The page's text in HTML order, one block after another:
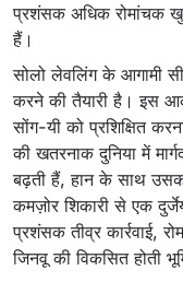
प्रशंसक अधिक रोमांचक
हैं।
सोलो लेवलिंग के आगामी
करने की तैयारी है। इस
सोंग-यी को प्रशिक्षित
की खतरनाक दुनिया में
बढ़ती हैं, हान के साथ
कमज़ोर शिकारी से एक
प्रशंसक तीव्र कार्रवाई,
जिनवू की विकसित होती